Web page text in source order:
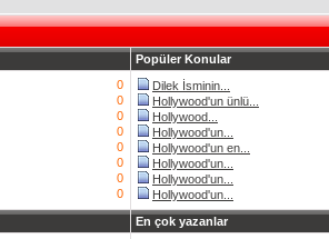
Popüler Konular
0
0
0
0
0
0
0
0
Dilek İsminin...
Hollywood'un ünlü...
Hollywood...
Hollywood'un...
Hollywood'un en...
Hollywood'un...
Hollywood'un...
Hollywood'un...
En çok yazanlar